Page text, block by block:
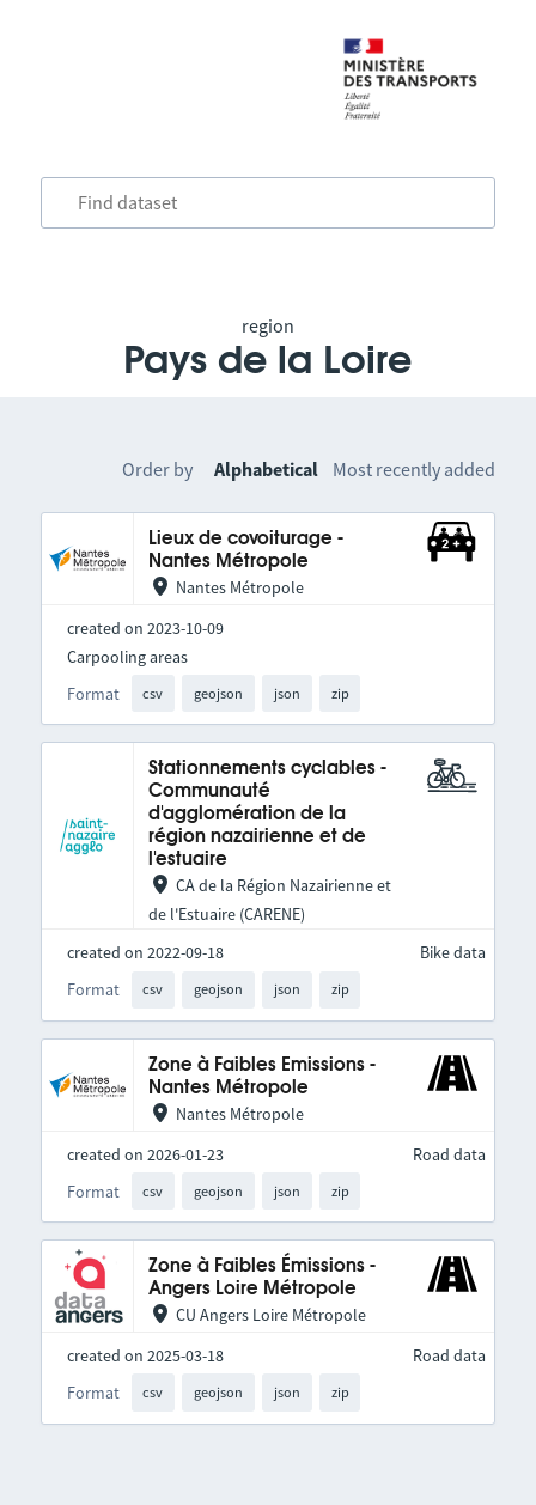
region
Pays de la Loire
Order by Alphabetical Most recently added
Lieux de covoiturage -
Nantes Métropole
Nantes Métropole
created on 2023-10-09
Format csv geojson json zip
Carpooling areas
Stationnements cyclables -
Communauté
d'agglomération de la
région nazairienne et de
l'estuaire
CA de la Région Nazairienne et
de l'Estuaire (CARENE)
created on 2022-09-18
Format
csv geojson json zip
Bike data
Zone à Faibles Emissions -
Nantes Métropole
Nantes Métropole
created on 2026-01-23
Format
csv geojson json zip
Road data
Zone à Faibles Émissions -
Angers Loire Métropole
CU Angers Loire Métropole
created on 2025-03-18
Format
csv geojson json zip
Road data